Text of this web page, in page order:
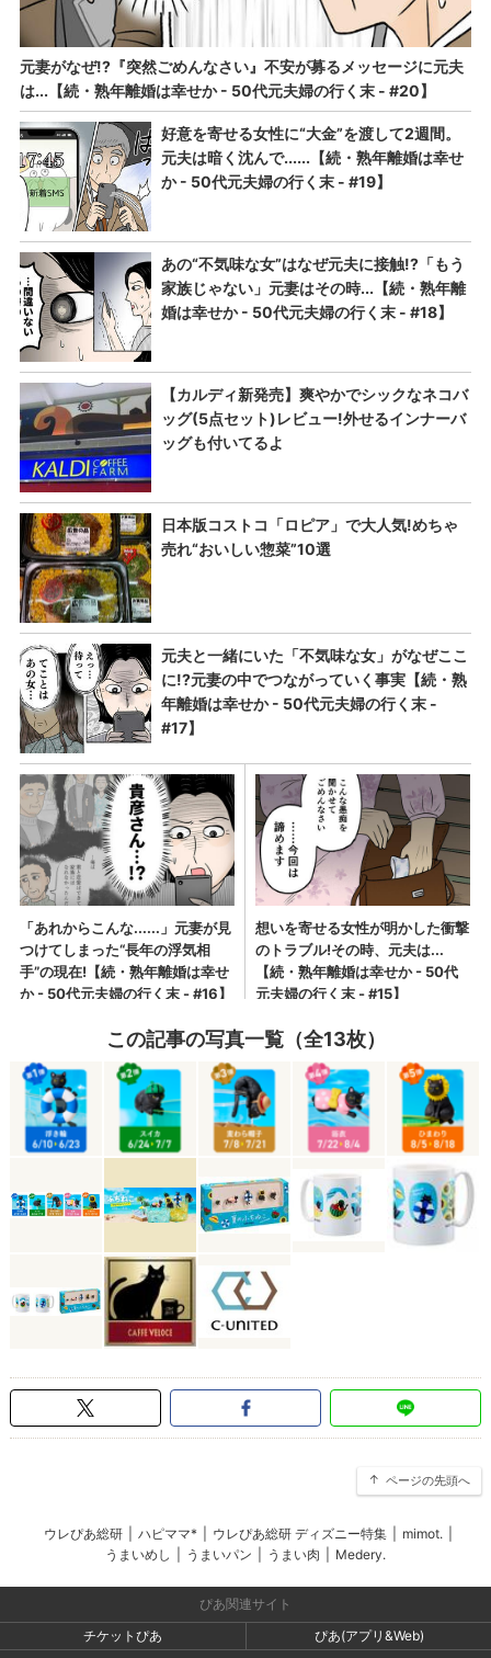
この記事の写真一覧（全13枚）
ページの先頭へ
ウレぴあ総研 ハピママ* ウレぴあ総研 ディズニー特集 mimot.
うまいめし
うまいパン うまい肉 Medery.
ぴあ関連サイト
チケットぴあ
ぴあ(アプリ&Web)